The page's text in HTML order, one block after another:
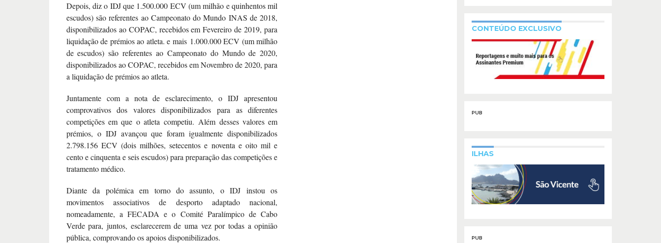
Depois, diz o IDJ que 1.500.000 ECV (um milhão e quinhentos mil
escudos) são referentes ao Campeonato do Mundo INAS de 2018,
disponibilizados ao COPAC, recebidos em Fevereiro de 2019, para
liquidação de prémios ao atleta. e mais 1.000.000 ECV (um milhão
de escudos) são referentes ao Campeonato do Mundo de 2020,
disponibilizados ao COPAC, recebidos em Novembro de 2020, para
a liquidação de prémios ao atleta.
Juntamente com a nota de esclarecimento, o IDJ apresentou
comprovativos dos valores disponibilizados para as diferentes
competições em que o atleta competiu. Além desses valores em
prémios, o IDJ avançou que foram igualmente disponibilizados
2.798.156 ECV (dois milhões, setecentos e noventa e oito mil e
cento e cinquenta e seis escudos) para preparação das competições e
tratamento médico.
Diante da polémica em torno do assunto, o IDJ instou os
movimentos associativos de desporto adaptado nacional,
nomeadamente, a FECADA e o Comité Paralímpico de Cabo
Verde para, juntos, esclarecerem de uma vez por todas a opinião
pública, comprovando os apoios disponibilizados.
CONTEÚDO EXCLUSIVO
PUB
ILHAS
PUB